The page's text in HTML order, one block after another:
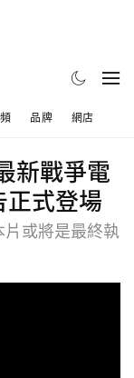
品牌 網店
新戰爭電
式登場
或將是最終執